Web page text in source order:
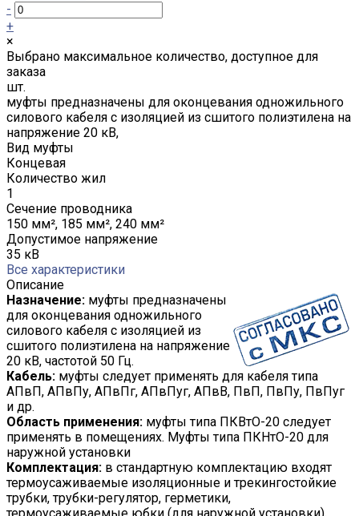
-
+
×
Выбрано максимальное количество, доступное для
заказа
шт.
муфты предназначены для оконцевания одножильного
силового кабеля с изоляцией из сшитого полиэтилена на
напряжение 20 кВ,
Вид муфты
Концевая
Количество жил
1
Сечение проводника
150 мм², 185 мм², 240 мм²
Допустимое напряжение
35 кВ
Все характеристики
Описание
Назначение: муфты предназначены
для оконцевания одножильного
силового кабеля с изоляцией из
сшитого полиэтилена на напряжение
20 кВ, частотой 50 Гц.
Кабель: муфты следует применять для кабеля типа
АПвП, АПвПу, АПвПг, АПвПуг, АПвВ, ПвП, ПвПу, ПвПуг
и др.
Область применения: муфты типа ПКВтО-20 следует
применять в помещениях. Муфты типа ПКНтО-20 для
наружной установки
Комплектация: в стандартную комплектацию входят
термоусаживаемые изоляционные и трекингостойкие
трубки, трубки-регулятор, герметики,